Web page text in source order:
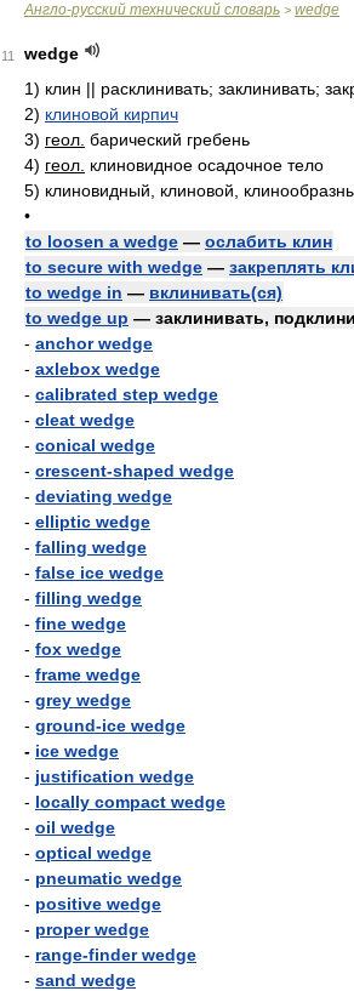
Англо-русский технический словарь > wedge
11
wedge
1) клин || расклинивать; заклинивать;
2) клиновой кирпич
3) геол. барический гребень
4) геол. клиновидное осадочное тело
5) клиновидный, клиновой,
•
to loosen a wedge — ослабить клин
to secure with wedge — закреплять
to wedge in — вклинивать(ся)
to wedge up — заклинивать,
- anchor wedge
- axlebox wedge
- calibrated step wedge
- cleat wedge
- conical wedge
- crescent-shaped wedge
- deviating wedge
- elliptic wedge
- falling wedge
- false ice wedge
- filling wedge
- fine wedge
- fox wedge
- frame wedge
- grey wedge
- ground-ice wedge
- ice wedge
- justification wedge
- locally compact wedge
- oil wedge
- optical wedge
- pneumatic wedge
- positive wedge
- proper wedge
- range-finder wedge
- sand wedge